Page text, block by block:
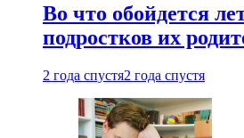
Во что обойдется
подростков их
2 года спустя2 года спустя